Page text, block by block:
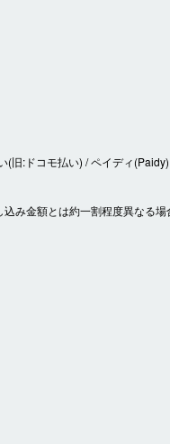
(旧:ドコモ払い) / ペイディ(Paidy)
金額とは約一割程度異なる